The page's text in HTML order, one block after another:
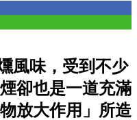
風味，受到不少
卻也是一道充滿
放大作用」所造